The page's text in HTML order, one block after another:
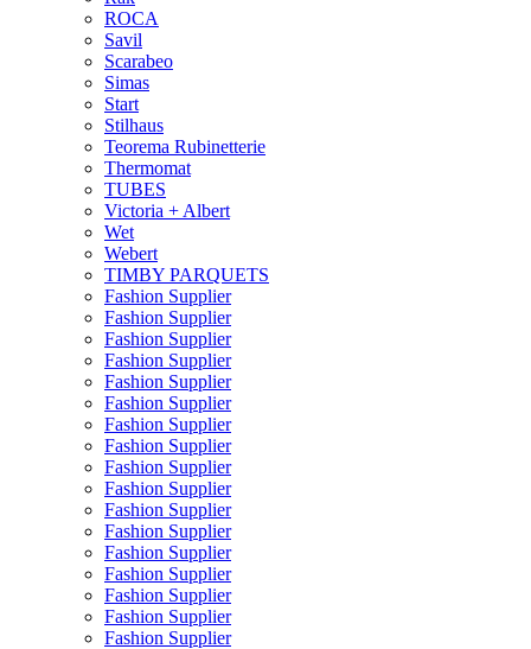
ROCA
Savil
Scarabeo
Simas
Start
Stilhaus
Teorema Rubinetterie
Thermomat
TUBES
Victoria + Albert
Wet
Webert
TIMBY PARQUETS
Fashion Supplier
Fashion Supplier
Fashion Supplier
Fashion Supplier
Fashion Supplier
Fashion Supplier
Fashion Supplier
Fashion Supplier
Fashion Supplier
Fashion Supplier
Fashion Supplier
Fashion Supplier
Fashion Supplier
Fashion Supplier
Fashion Supplier
Fashion Supplier
Fashion Supplier